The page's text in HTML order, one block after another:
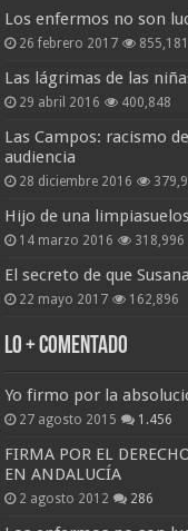
Los enfermos no son
26 febrero 2017 855,181
Las lágrimas de las
29 abril 2016 400,848
Las Campos: racismo
audiencia
28 diciembre 2016
Hijo de una
14 marzo 2016 318,996
El secreto de que
22 mayo 2017 162,896
Lo + Comentado
Yo firmo por la
27 agosto 2015 1.456
FIRMA POR EL
EN ANDALUCÍA
2 agosto 2012 286